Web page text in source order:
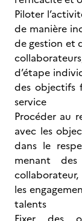
Piloter
de manière
de gestion et
d’étape
des objectifs
service
Procéder au
avec les
dans le
menant des
les
talents